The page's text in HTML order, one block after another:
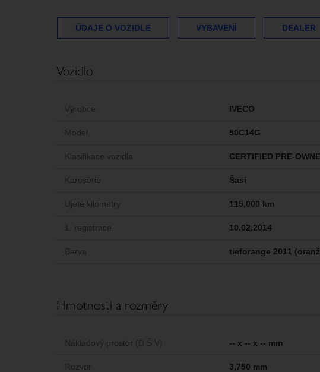
ÚDAJE O VOZIDLE VYBAVENÍ DEALER
Vozidlo
Výrobce IVECO
Model 50C14G
Klasifikace vozidla CERTIFIED PRE-
Karosérie Šasi
Ujeté kilometry 115,000 km
1. registrace 10.02.2014
Barva tieforange 2011
Hmotnosti a rozměry
Nákladový prostor (D Š V) -- x -- x -- mm
Rozvor 3,750 mm